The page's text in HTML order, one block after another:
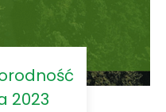
2023